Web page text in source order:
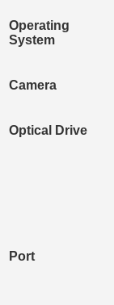
Operating
System
Camera
Optical Drive
Port